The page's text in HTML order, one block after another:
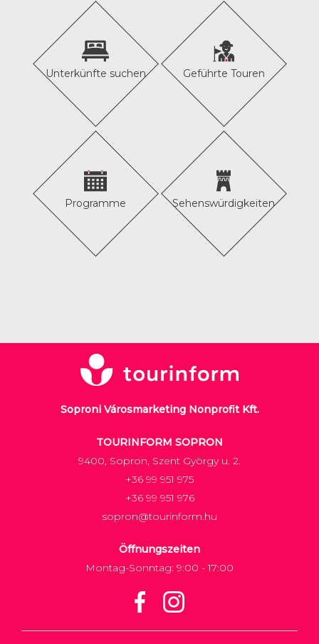
Unterkünfte suchen Geführte Touren
Programme Sehenswürdigkeiten
Soproni Városmarketing Nonprofit Kft.
TOURINFORM SOPRON
9400, Sopron, Szent György u. 2.
+36 99 951 975
+36 99 951 976
sopron@tourinform.hu
Öffnungszeiten
Montag-Sonntag: 9:00 - 17:00